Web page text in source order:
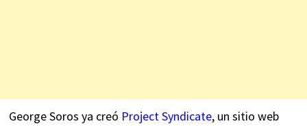
George Soros ya creó Project Syndicate, un sitio web